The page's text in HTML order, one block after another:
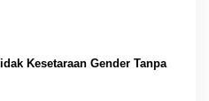
Kesetaraan Gender Tanpa